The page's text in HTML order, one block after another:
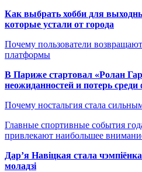
Как выбрать хобби для
которые устали от города
Почему пользователи
платформы
В Париже стартовал «Ролан
неожиданностей и потерь
Почему ностальгия стала
Главные спортивные события
привлекают наибольшее
Дар’я Навіцкая стала
моладзі